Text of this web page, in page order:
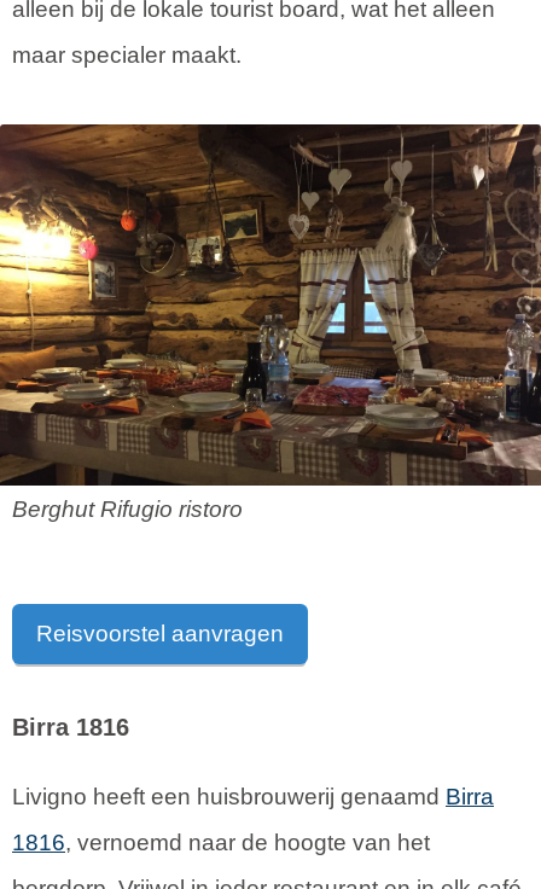
alleen bij de lokale tourist board, wat het alleen
maar specialer maakt.
Berghut Rifugio ristoro
Reisvoorstel aanvragen
Birra 1816
Livigno heeft een huisbrouwerij genaamd Birra
1816, vernoemd naar de hoogte van het